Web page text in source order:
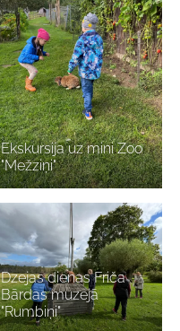
Ekskursija uz mini Zoo
"Mežziņi"
Dzejas dienas Friča
Bārdas muzejā
"Rumbiņi"